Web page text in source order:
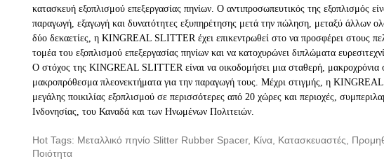
κατασκευή εξοπλισμού επεξεργασίας πηνίων. Ο αντιπροσωπευτικός της εξοπλισμός
παραγωγή, εξαγωγή και δυνατότητες εξυπηρέτησης μετά την πώληση, μεταξύ άλλων
δύο δεκαετίες, η KINGREAL SLITTER έχει επικεντρωθεί στο να προσφέρει στους
τομέα του εξοπλισμού επεξεργασίας πηνίων και να κατοχυρώνει διπλώματα
Ο στόχος της KINGREAL SLITTER είναι να οικοδομήσει μια σταθερή, μακροχρόνια
μακροπρόθεσμα πλεονεκτήματα για την παραγωγή τους. Μέχρι στιγμής, η
μεγάλης ποικιλίας εξοπλισμού σε περισσότερες από 20 χώρες και περιοχές,
Ινδονησίας, του Καναδά και των Ηνωμένων Πολιτειών.
Hot Tags: Μεταλλικό πηνίο Slitter Rubber Spacer, Κίνα, Κατασκευαστές,
Ποιότητα